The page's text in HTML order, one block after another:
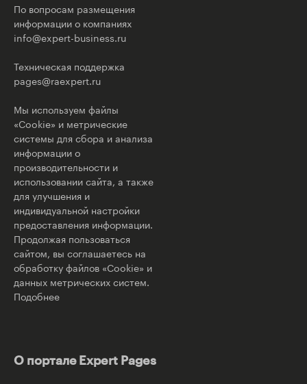
По вопросам размещения
информации о компаниях
info@expert-business.ru
Техническая поддержка
pages@raexpert.ru
Мы используем файлы
«Cookie» и метрические
системы для сбора и анализа
информации о
производительности и
использовании сайта, а также
для улучшения и
индивидуальной настройки
предоставления информации.
Продолжая пользоваться
сайтом, вы соглашаетесь на
обработку файлов «Cookie» и
данных метрических систем.
Подобнее
О портале Expert Pages